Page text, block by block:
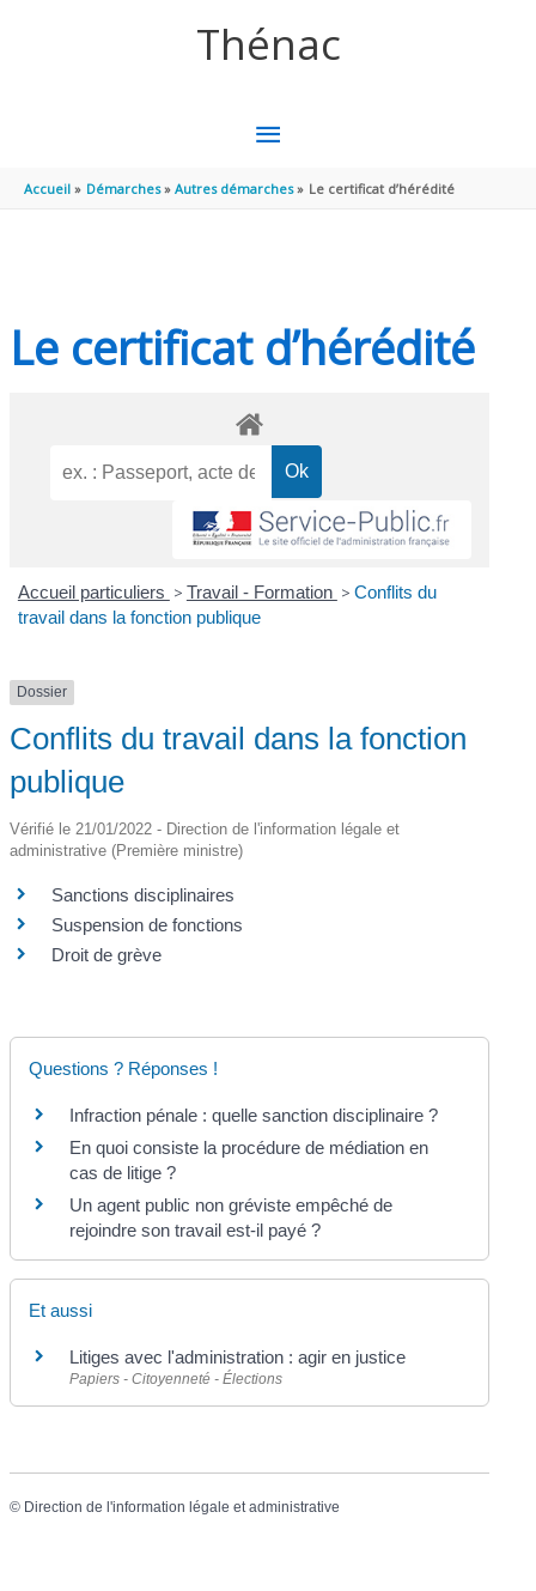
Thénac
MENU
PRINCIPAL
Accueil Démarches Autres démarches Le certificat d’hérédité
Le certificat d’hérédité
Accueil particuliers > Travail - Formation > Conflits du
travail dans la fonction publique
Dossier
Conflits du travail dans la fonction
publique
Vérifié le 21/01/2022 - Direction de l'information légale et
administrative (Première ministre)
Sanctions disciplinaires
Suspension de fonctions
Droit de grève
Questions ? Réponses !
Infraction pénale : quelle sanction disciplinaire ?
En quoi consiste la procédure de médiation en
cas de litige ?
Un agent public non gréviste empêché de
rejoindre son travail est-il payé ?
Et aussi
Litiges avec l'administration : agir en justice
Papiers - Citoyenneté - Élections
© Direction de l'information légale et administrative